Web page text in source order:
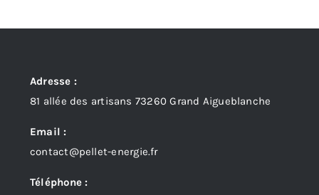
Adresse :
81 allée des artisans 73260 Grand Aigueblanche
Email :
contact@pellet-energie.fr
Téléphone :